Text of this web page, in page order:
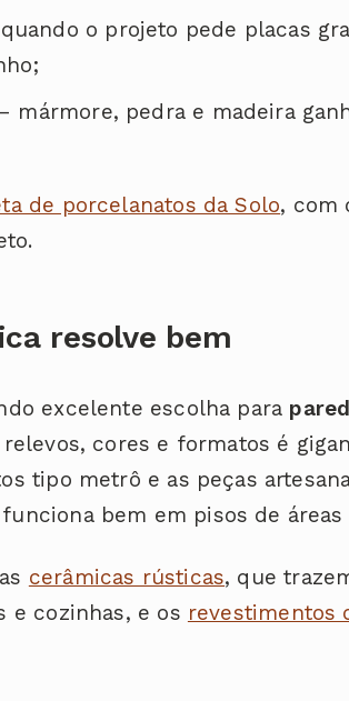
o projeto pede placas
pedra e madeira
de porcelanatos da Solo, com
resolve bem
excelente escolha para
cores e formatos é
tipo metrô e as peças
bem em pisos de
cerâmicas rústicas, que
e cozinhas, e os revestimentos